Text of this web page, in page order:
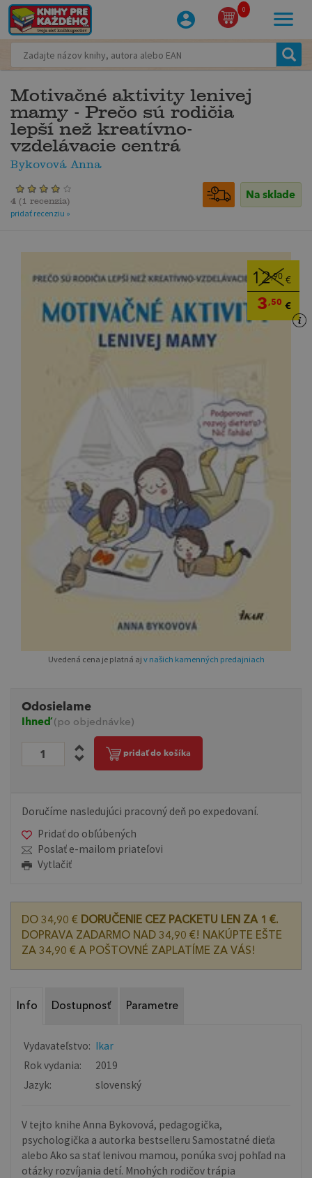
0
Motivačné aktivity lenivej
mamy - Prečo sú rodičia
lepší než kreatívno-
vzdelávacie centrá
Bykovová Anna
Na sklade
4 ( 1 recenzia)
pridať recenziu »
12,90 €
3,50 €
Uvedená cena je platná aj v našich kamenných predajniach
Odosielame
Ihneď(po objednávke)
pridať do košíka
Doručíme nasledujúci pracovný deň po expedovaní.
Pridať do obľúbených
Poslať e-mailom priateľovi
Vytlačiť
DO 34,90 € DORUČENIE CEZ PACKETU LEN ZA 1 €.
DOPRAVA ZADARMO NAD 34,90 €! NAKÚPTE EŠTE
ZA 34,90 € A POŠTOVNÉ ZAPLATÍME ZA VÁS!
Info Dostupnosť Parametre
Vydavateľstvo: Ikar
Rok vydania:
2019
Jazyk:
slovenský
V tejto knihe Anna Bykovová, pedagogička,
psychologička a autorka bestselleru Samostatné dieťa
alebo Ako sa stať lenivou mamou, ponúka svoj pohľad na
otázky rozvíjania detí. Mnohých rodičov trápia